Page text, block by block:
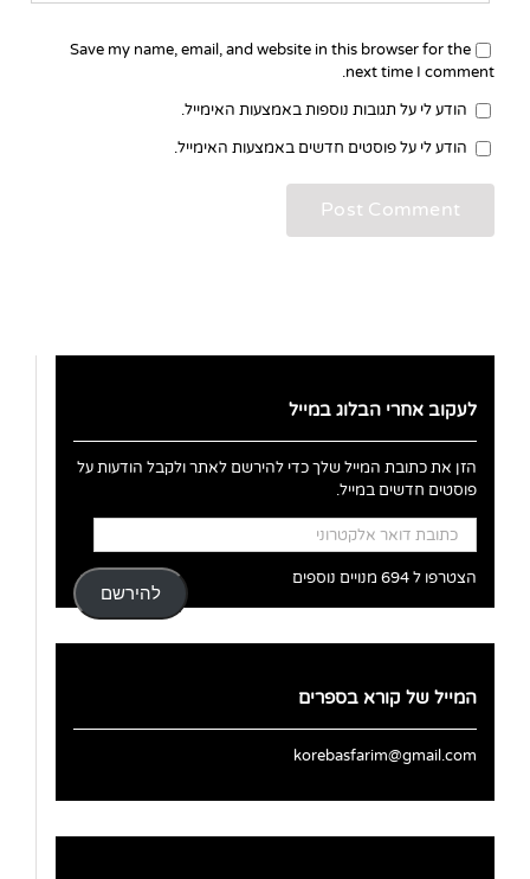
Save my name, email, and website in this browser for the
next time I comment.
הודע לי על תגובות נוספות באמצעות האימייל.
הודע לי על פוסטים חדשים באמצעות האימייל.
לעקוב אחרי הבלוג במייל
הזן את כתובת המייל שלך כדי להירשם לאתר ולקבל הודעות על
פוסטים חדשים במייל.
כתובת
דואר
אלקטרוני
להירשם
הצטרפו ל 694 מנויים נוספים
המייל של קורא בספרים
korebasfarim@gmail.com